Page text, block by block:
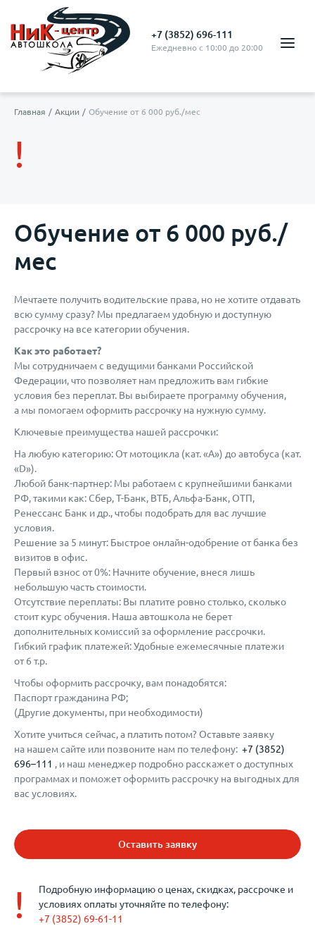
+7 (3852) 696-111
Ежедневно с 10:00 до 20:00
Главная Акции Обучение от 6 000 руб./мес
!
Обучение от 6 000 руб./
мес
Мечтаете получить водительские права, но не хотите отдавать
всю сумму сразу? Мы предлагаем удобную и доступную
рассрочку на все категории обучения.
Как это работает?
Мы сотрудничаем с ведущими банками Российской
Федерации, что позволяет нам предложить вам гибкие
условия без переплат. Вы выбираете программу обучения,
а мы помогаем оформить рассрочку на нужную сумму.
Ключевые преимущества нашей рассрочки:
На любую категорию: От мотоцикла (кат. «A») до автобуса (кат.
«D»).
Любой банк-партнер: Мы работаем с крупнейшими банками
РФ, такими как: Сбер,Т-Банк, ВТБ,Альфа-Банк, ОТП,
Ренессанс Банк и др., чтобы подобрать для вас лучшие
условия.
Решение за 5 минут: Быстрое онлайн-одобрение от банка без
визитов в офис.
Первый взнос от 0%: Начните обучение, внеся лишь
небольшую часть стоимости.
Отсутствие переплаты: Вы платите ровно столько, сколько
стоит курс обучения. Наша автошкола не берет
дополнительных комиссий за оформление рассрочки.
Гибкий график платежей: Удобные ежемесячные платежи
от 6 т.р.
Чтобы оформить рассрочку, вам понадобятся:
Паспорт гражданина РФ;
(Другие документы, при необходимости)
Хотите учиться сейчас, а платить потом? Оставьте заявку
на нашем сайте или позвоните нам по телефону: ‪ +7 (3852)
696–111‬ , и наш менеджер подробно расскажет о доступных
программах и поможет оформить рассрочку на выгодных для
вас условиях.
Оставить заявку
!
Подробную информацию о ценах, скидках, рассрочке и
условиях оплаты уточняйте по телефону:
+7 (3852) 69-61-11